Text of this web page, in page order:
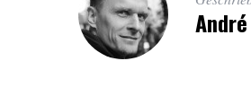
André